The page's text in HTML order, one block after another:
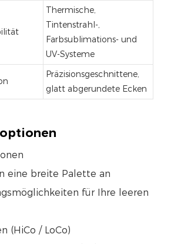
Thermische,
Tintenstrahl-,
Farbsublimations- und
UV-Systeme
Präzisionsgeschnittene,
glatt abgerundete Ecken
eine breite Palette an
für Ihre leeren
(HiCo / LoCo)